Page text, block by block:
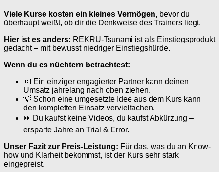
Viele Kurse kosten ein kleines Vermögen, bevor du
überhaupt weißt, ob dir die Denkweise des Trainers liegt.
Hier ist es anders: REKRU-Tsunami ist als Einstiegsprodukt
gedacht – mit bewusst niedriger Einstiegshürde.
Wenn du es nüchtern betrachtest:
💶 Ein einziger engagierter Partner kann deinen
Umsatz jahrelang nach oben ziehen.
💡 Schon eine umgesetzte Idee aus dem Kurs kann
den kompletten Einsatz vervielfachen.
⏩ Du kaufst keine Videos, du kaufst Abkürzung –
ersparte Jahre an Trial & Error.
Unser Fazit zur Preis-Leistung: Für das, was du an Know-
how und Klarheit bekommst, ist der Kurs sehr stark
eingepreist.